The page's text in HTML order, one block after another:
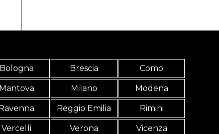
Bologna Brescia Como
Mantova Milano Modena
Ravenna Reggio Emilia Rimini
Vercelli Verona Vicenza